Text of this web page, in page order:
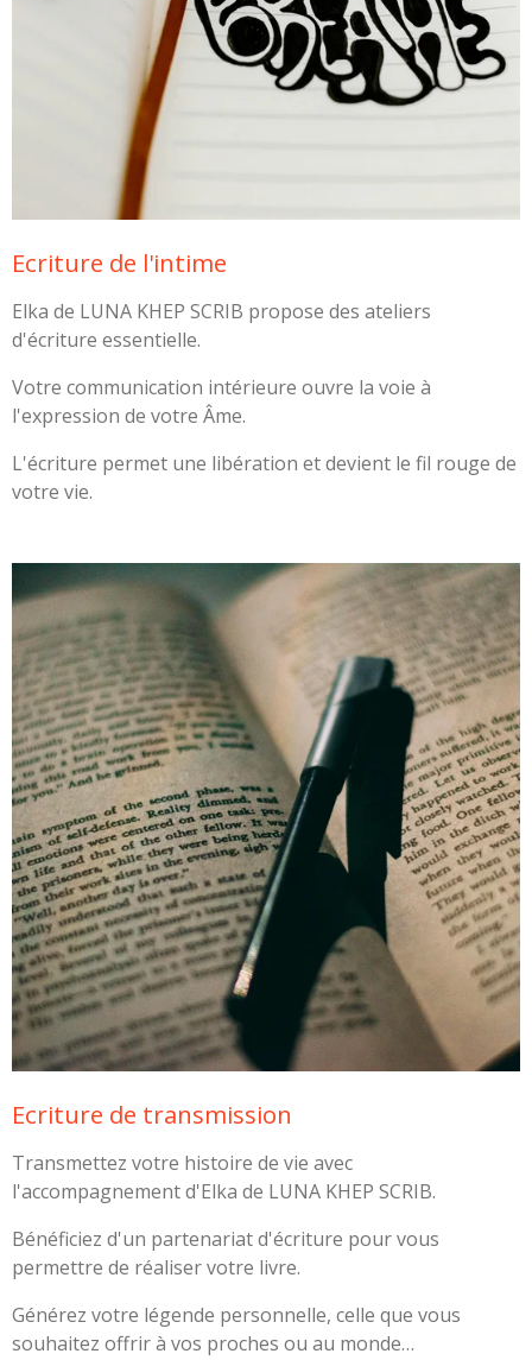
Ecriture de l'intime
Elka de LUNA KHEP SCRIB propose des ateliers
d'écriture essentielle.
Votre communication intérieure ouvre la voie à
l'expression de votre Âme.
L'écriture permet une libération et devient le fil rouge de
votre vie.
Ecriture de transmission
Transmettez votre histoire de vie avec
l'accompagnement d'Elka de LUNA KHEP SCRIB.
Bénéficiez d'un partenariat d'écriture pour vous
permettre de réaliser votre livre.
Générez votre légende personnelle, celle que vous
souhaitez offrir à vos proches ou au monde…